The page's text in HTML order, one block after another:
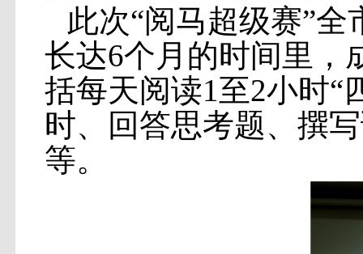
此次“阅马超级赛”
长达6个月的时间里，
括每天阅读1至2小时“
时、回答思考题、撰
等。